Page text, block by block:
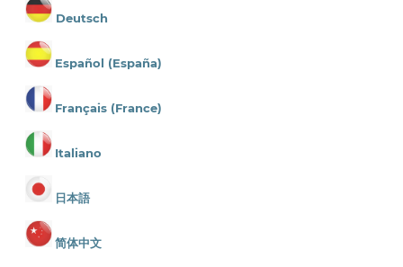
Deutsch
Español (España)
Français (France)
Italiano
日本語
简体中文